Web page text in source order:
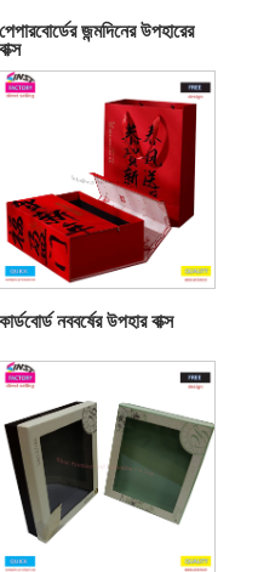
পেপারবোর্ডের জন্মদিনের উপহারের
বাক্স
কার্ডবোর্ড নববর্ষের উপহার বাক্স